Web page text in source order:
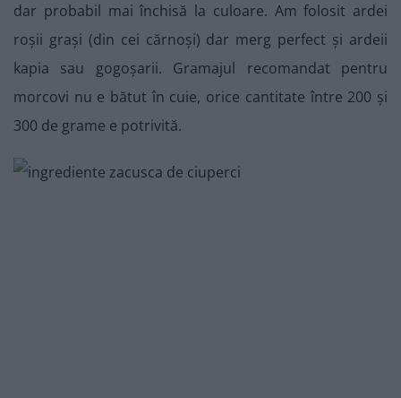
dar probabil mai închisă la culoare. Am folosit ardei
roșii grași (din cei cărnoși) dar merg perfect și ardeii
kapia sau gogoșarii. Gramajul recomandat pentru
morcovi nu e bătut în cuie, orice cantitate între 200 și
300 de grame e potrivită.